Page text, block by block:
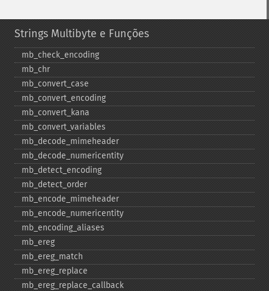
Strings Multibyte e Funções
mb_​check_​encoding
mb_​chr
mb_​convert_​case
mb_​convert_​encoding
mb_​convert_​kana
mb_​convert_​variables
mb_​decode_​mimeheader
mb_​decode_​numericentity
mb_​detect_​encoding
mb_​detect_​order
mb_​encode_​mimeheader
mb_​encode_​numericentity
mb_​encoding_​aliases
mb_​ereg
mb_​ereg_​match
mb_​ereg_​replace
mb_​ereg_​replace_​callback